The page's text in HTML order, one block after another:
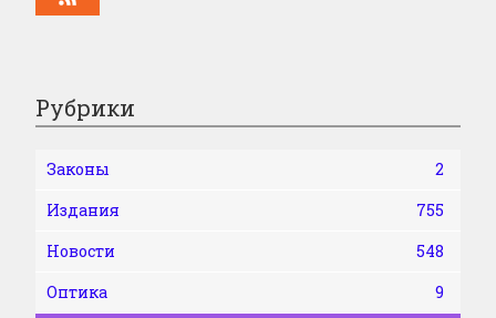
Рубрики
Законы
2
Издания
755
Новости
548
Оптика
9